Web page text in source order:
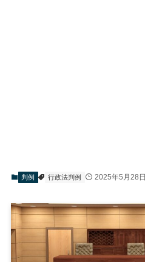
判例 行政法判例 2025年5月28日